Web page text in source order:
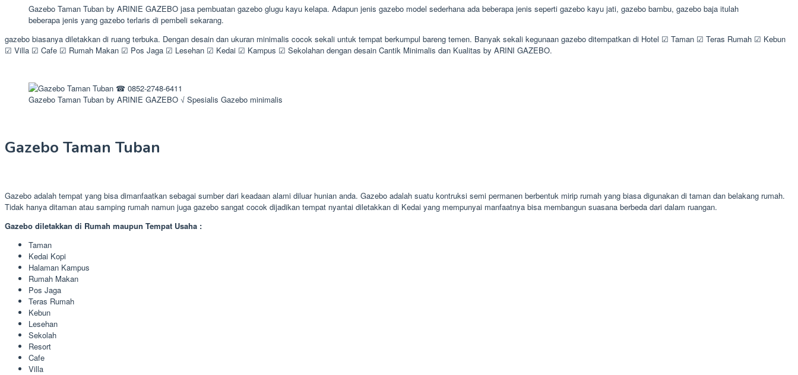
Gazebo Taman Tuban by ARINIE GAZEBO jasa pembuatan gazebo glugu kayu kelapa. Adapun jenis gazebo model sederhana ada beberapa jenis seperti gazebo kayu jati, gazebo bambu, gazebo baja itulah
beberapa jenis yang gazebo terlaris di pembeli sekarang.
gazebo biasanya diletakkan di ruang terbuka. Dengan desain dan ukuran minimalis cocok sekali untuk tempat berkumpul bareng temen. Banyak sekali kegunaan gazebo ditempatkan di Hotel ☑ Taman ☑ Teras Rumah ☑ Kebun
☑ Villa ☑ Cafe ☑ Rumah Makan ☑ Pos Jaga ☑ Lesehan ☑ Kedai ☑ Kampus ☑ Sekolahan dengan desain Cantik Minimalis dan Kualitas by ARINI GAZEBO.
Gazebo Taman Tuban by ARINIE GAZEBO √ Spesialis Gazebo minimalis
Gazebo Taman Tuban
Gazebo adalah tempat yang bisa dimanfaatkan sebagai sumber dari keadaan alami diluar hunian anda. Gazebo adalah suatu kontruksi semi permanen berbentuk mirip rumah yang biasa digunakan di taman dan belakang rumah.
Tidak hanya ditaman atau samping rumah namun juga gazebo sangat cocok dijadikan tempat nyantai diletakkan di Kedai yang mempunyai manfaatnya bisa membangun suasana berbeda dari dalam ruangan.
Gazebo diletakkan di Rumah maupun Tempat Usaha :
Taman
Kedai Kopi
Halaman Kampus
Rumah Makan
Pos Jaga
Teras Rumah
Kebun
Lesehan
Sekolah
Resort
Cafe
Villa